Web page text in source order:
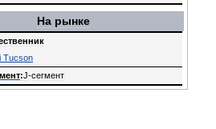
На рынке
Tucson
:J-сегмент